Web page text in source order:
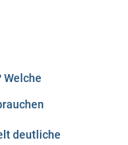
Welche
deutliche